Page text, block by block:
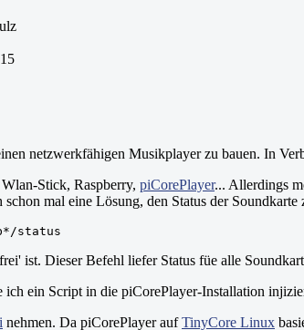
netzwerkfähigen Musikplayer zu bauen. In
Stick, Raspberry, piCorePlayer... Allerdings
mal eine Lösung, den Status der Soundkarte
status
ist. Dieser Befehl liefer Status füe alle
ich ein Script in die piCorePlayer-Installation
nehmen. Da piCorePlayer aufTinyCore Linux